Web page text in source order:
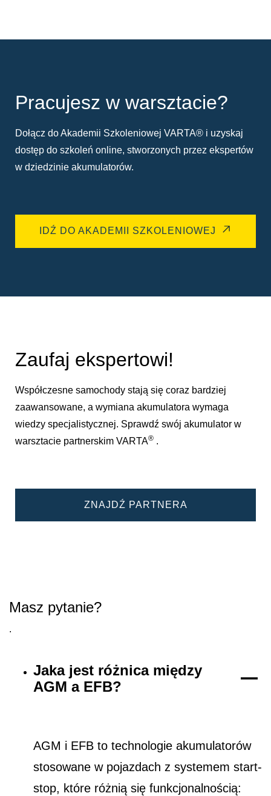
Pracujesz w warsztacie?
Dołącz do Akademii Szkoleniowej VARTA® i uzyskaj
dostęp do szkoleń online, stworzonych przez ekspertów
w dziedzinie akumulatorów.
IDŹ DO AKADEMII SZKOLENIOWEJ
Zaufaj ekspertowi!
Współczesne samochody stają się coraz bardziej
zaawansowane, a wymiana akumulatora wymaga
wiedzy specjalistycznej. Sprawdź swój akumulator w
warsztacie partnerskim VARTA® .
ZNAJDŹ PARTNERA
Masz pytanie?
.
Jaka jest różnica między
AGM a EFB?
AGM i EFB to technologie akumulatorów
stosowane w pojazdach z systemem start-
stop, które różnią się funkcjonalnością: